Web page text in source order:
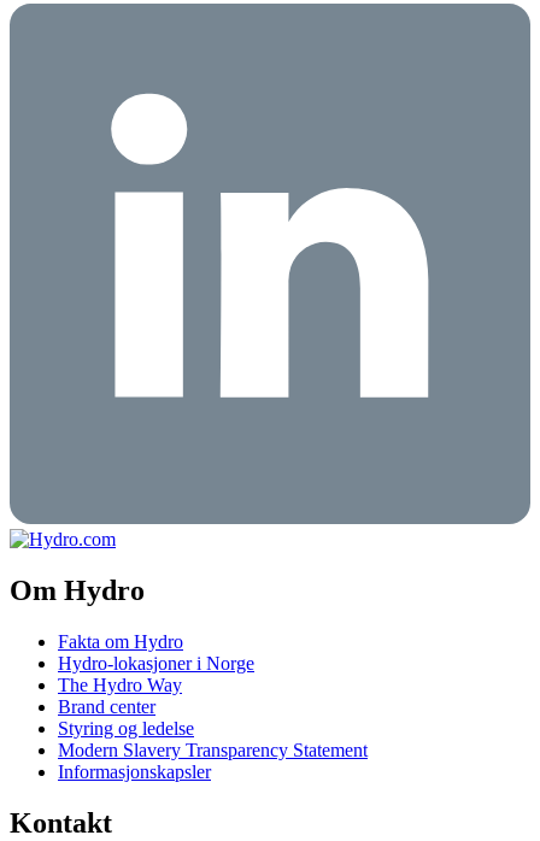
Om Hydro
Fakta om Hydro
Hydro-lokasjoner i Norge
The Hydro Way
Brand center
Styring og ledelse
Modern Slavery Transparency Statement
Informasjonskapsler
Kontakt